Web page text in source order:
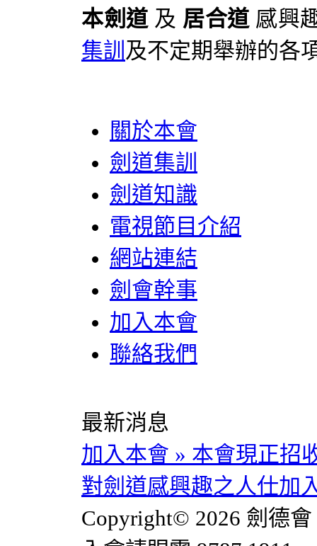
本劍道 及 居合道 感興
集訓 及不定期舉辦的各
關於本會
劍道集訓
劍道知識
電視節目介紹
網站連結
劍會幹事
加入本會
聯絡我們
最新消息
加入本會 » 本會現正招
對劍道感興趣之人仕加
Copyright© 2026 劍德